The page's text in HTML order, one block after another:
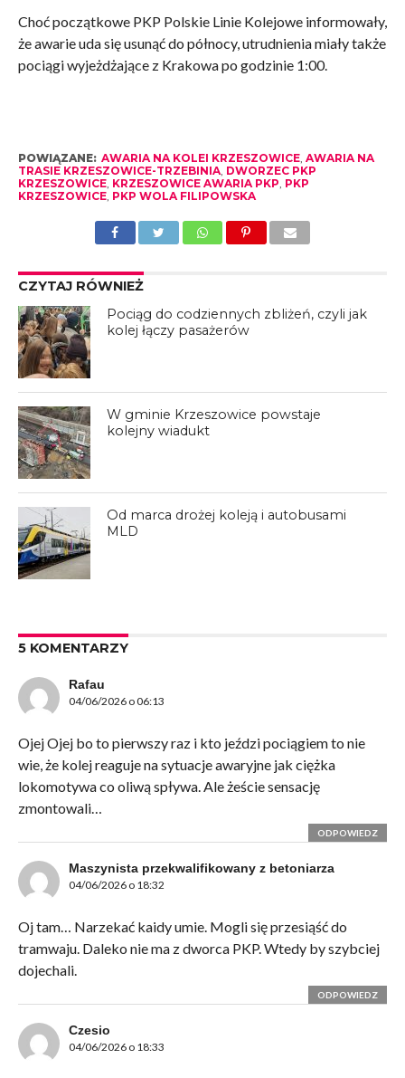
Choć początkowe PKP Polskie Linie Kolejowe informowały,
że awarie uda się usunąć do północy, utrudnienia miały także
pociągi wyjeżdżające z Krakowa po godzinie 1:00.
POWIĄZANE: AWARIA NA KOLEI KRZESZOWICE, AWARIA NA
TRASIE KRZESZOWICE-TRZEBINIA, DWORZEC PKP
KRZESZOWICE, KRZESZOWICE AWARIA PKP PKP
KRZESZOWICE, PKP WOLA FILIPOWSKA
CZYTAJ RÓWNIEŻ
Pociąg do codziennych zbliżeń, czyli jak
kolej łączy pasażerów
W gminie Krzeszowice powstaje
kolejny wiadukt
Od marca drożej koleją i autobusami
MLD
5 KOMENTARZY
Rafau
04/06/2026 o 06:13
Ojej Ojej bo to pierwszy raz i kto jeździ pociągiem to nie
wie, że kolej reaguje na sytuacje awaryjne jak ciężka
lokomotywa co oliwą spływa. Ale żeście sensację
zmontowali…
ODPOWIEDZ
Maszynista przekwalifikowany z betoniarza
04/06/2026 o 18:32
Oj tam… Narzekać kaidy umie. Mogli się przesiąść do
tramwaju. Daleko nie ma z dworca PKP. Wtedy by szybciej
dojechali.
ODPOWIEDZ
Czesio
04/06/2026 o 18:33